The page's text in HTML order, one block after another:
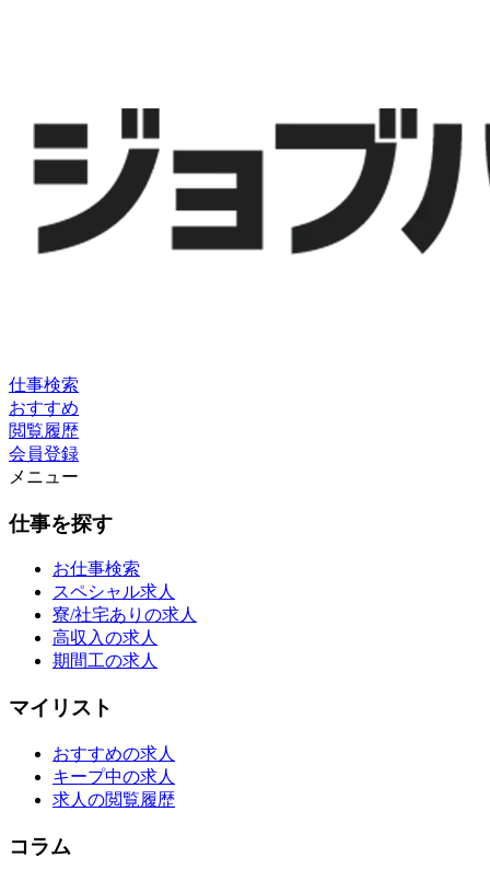
仕事検索
おすすめ
閲覧履歴
会員登録
メニュー
仕事を探す
お仕事検索
スペシャル求人
寮/社宅ありの求人
高収入の求人
期間工の求人
マイリスト
おすすめの求人
キープ中の求人
求人の閲覧履歴
コラム